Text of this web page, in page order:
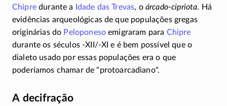
Chipredurante a Idade das Trevas, o árcado-cipriota. Há
evidências arqueológicas de que populações gregas
originárias do Peloponeso emigraram para Chipre
durante os séculos -XII/-XI e é bem possível que o
dialeto usado por essas populações era o que
poderíamos chamar de
protoarcadiano .
A decifração